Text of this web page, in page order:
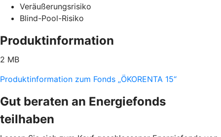
Veräußerungsrisiko
Blind-Pool-Risiko
Produktinformation
2 MB
Produktinformation zum Fonds „ÖKORENTA 15“
Gut beraten an Energiefonds
teilhaben